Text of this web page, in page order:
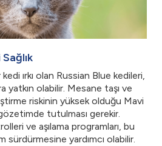
ırkı olan Russian Blue kedileri,
yatkın olabilir. Mesane taşı ve
riskinin yüksek olduğu Mavi
tutulması gerekir.
ve aşılama programları, bu
sürdürmesine yardımcı olabilir.